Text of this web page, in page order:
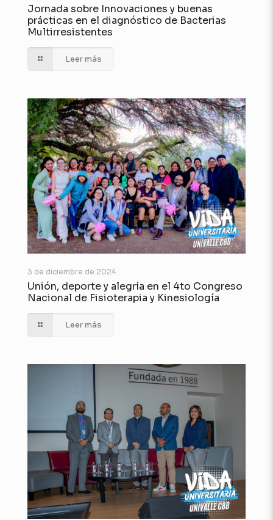
Jornada sobre Innovaciones y buenas
prácticas en el diagnóstico de Bacterias
Multirresistentes
Leer más
3 de diciembre de 2024
Unión, deporte y alegría en el 4to Congreso
Nacional de Fisioterapia y Kinesiología
Leer más